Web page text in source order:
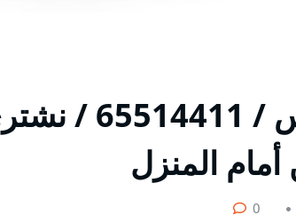
شراء سيارات الاندلس /
المنزل
0